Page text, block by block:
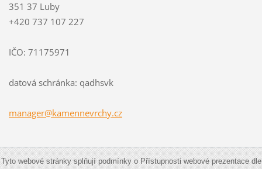
351 37 Luby
+420 737 107 227
IČO: 71175971
datová schránka: qadhsvk
manager@kamennevrchy.cz
Tyto webové stránky splňují podmínky o Přístupnosti webové prezentace dle